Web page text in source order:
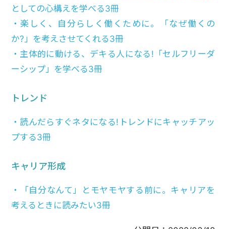
としての心構えを学べる3冊
・楽しく、自分らしく働くために。「なぜ働くの
か?」を考えさせてくれる3冊
・主体的に動ける、デキる人になる!「セルフリーダ
ーシップ」を学べる3冊
トレンド
・読んだらすぐネタになる!トレンドにキャッチアッ
プする3冊
キャリア形成
・「自分なんて」とモヤモヤする前に。キャリアを
考えるときに読みたい3冊